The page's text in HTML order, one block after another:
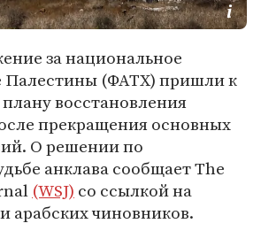
за национальное
Палестины (ФАТХ) пришли к
восстановления
прекращения основных
О решении по
анклава сообщает The
(WSJ) со ссылкой на
арабских чиновников.